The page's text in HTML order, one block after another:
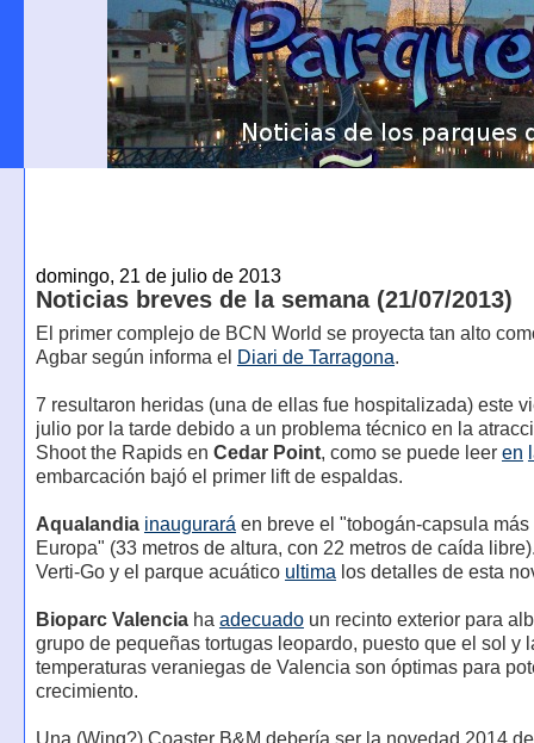
domingo, 21 de julio de 2013
Noticias breves de la semana (21/07/2013)
El primer complejo de BCN World se proyecta tan alto
Agbar según informa el Diari de Tarragona.
7 resultaron heridas (una de ellas fue hospitalizada) este
julio por la tarde debido a un problema técnico en la
Shoot the Rapids en Cedar Point, como se puede leer en
embarcación bajó el primer lift de espaldas.
Aqualandia inaugurará en breve el "tobogán-capsula más
Europa" (33 metros de altura, con 22 metros de caída
Verti-Go y el parque acuático ultima los detalles de esta
Bioparc Valenciaha adecuadoun recinto exterior para
grupo de pequeñas tortugas leopardo, puesto que el sol y
temperaturas veraniegas de Valencia son óptimas para
crecimiento.
Una (Wing?) Coaster B&M debería ser la novedad 2014